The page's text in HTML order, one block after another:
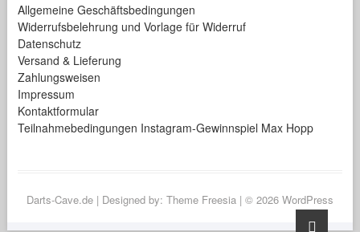
Allgemeine Geschäftsbedingungen
Widerrufsbelehrung und Vorlage für Widerruf
Datenschutz
Versand & Lieferung
Zahlungsweisen
Impressum
Kontaktformular
Teilnahmebedingungen Instagram-Gewinnspiel Max Hopp
Darts-Cave.de| Designed by: Theme Freesia | © 2026 WordPress
Go